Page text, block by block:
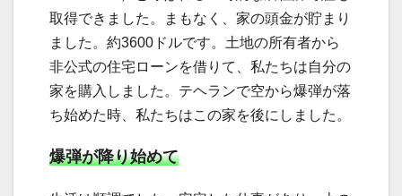
取得できました。まもなく、家の頭金が貯まり
ました。約3600ドルです。土地の所有者から
非公式の住宅ローンを借りて、私たちは自分の
家を購入しました。テヘランで空から爆弾が落
ち始めた時、私たちはこの家を後にしました。
爆弾が降り始めて